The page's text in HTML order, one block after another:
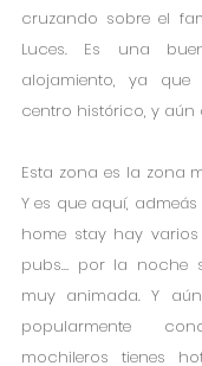
cruzando sobre el
Luces. Es una
alojamiento, ya
centro histórico, y aún
Esta zona es la zona
Y es que aquí,
home stay hay
pubs… por la noche
muy animada. Y
popularmente
mochileros tienes